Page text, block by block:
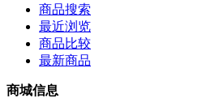
商品搜索
最近浏览
商品比较
最新商品
商城信息